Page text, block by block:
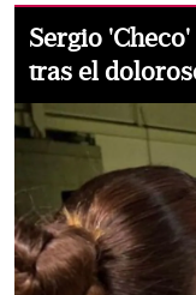
Sergio
tras el